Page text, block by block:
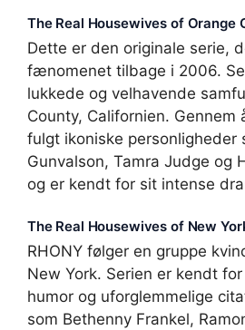
The Real Housewives of Orange
Dette er den originale serie,
fænomenet tilbage i 2006.
lukkede og velhavende
County, Californien. Gennem
fulgt ikoniske personligheder
Gunvalson, Tamra Judge og
og er kendt for sit intense
The Real Housewives of New
RHONY følger en gruppe
New York. Serien er kendt
humor og uforglemmelige
som Bethenny Frankel,